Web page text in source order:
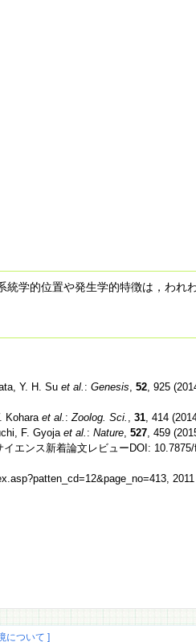
学的位置や発生学的特徴は，われ
Y. H. Suet al. :Genesis ,52 , 925
Koharaet al. :Zoolog. Sci. ,31 , 414
F. Gyojaet al. :Nature ,527 , 459
エンス新着論文レビューDOI:
2011
について ]